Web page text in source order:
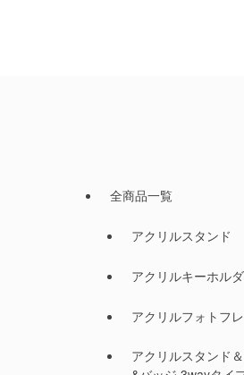
全商品一覧
アクリルスタンド
アクリルキーホル
アクリルフォトフ
アクリルスタンド